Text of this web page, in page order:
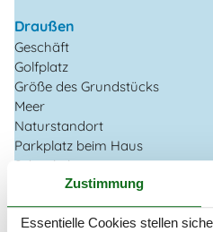
Draußen
Geschäft
Golfplatz
Größe des Grundstücks
Meer
Naturstandort
Parkplatz beim Haus
Schaukel
Terrasse
Einrichtung
Zustimmung
Essentielle Cookies stellen